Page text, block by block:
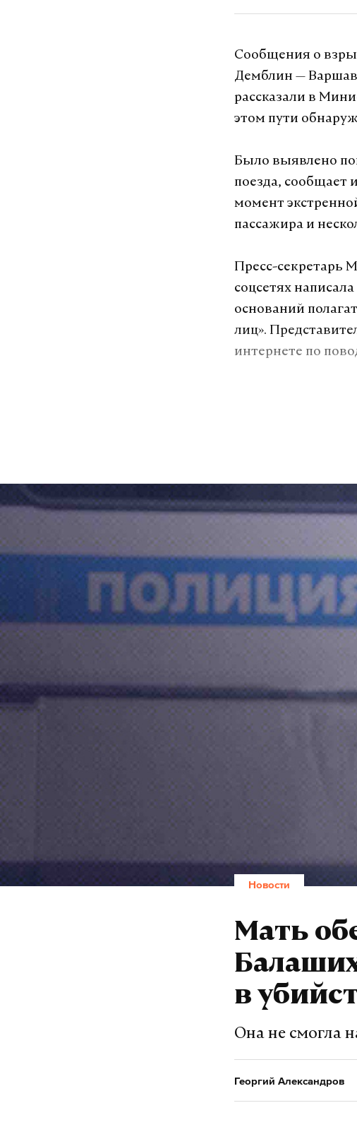
Сообщения о
Демблин —
рассказали в
этом пути
Было выявлено
поезда, сообщает
момент
пассажира и
Пресс-секретарь
соцсетях
оснований
лиц».
интернете по
остановке
После этого
исключает
Подпишитесь на
Макс
#железная дорога #
Новости
Мать
в
Она не смогла
Георгий Александров